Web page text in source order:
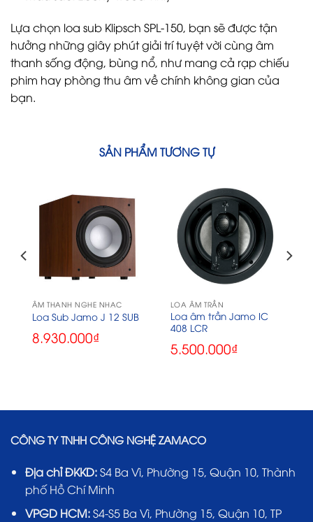
Lựa chọn loa sub Klipsch SPL-150, bạn sẽ được tận
hưởng những giây phút giải trí tuyệt vời cùng âm
thanh sống động, bùng nổ, như mang cả rạp chiếu
phim hay phòng thu âm về chính không gian của
bạn.
SẢN PHẨM TƯƠNG TỰ
ÂM THANH NGHE NHẠC
Loa Sub Jamo J 12 SUB
8.930.000₫
LOA ÂM TRẦN
Loa âm trần Jamo IC
408 LCR
5.500.000₫
CÔNG TY TNHH CÔNG NGHỆ ZAMACO
Địa chỉ ĐKKD:S4 Ba Vì, Phường 15, Quận 10, Thành
phố Hồ Chí Minh
VPGD HCM:S4-S5 Ba Vì, Phường 15, Quận 10, TP